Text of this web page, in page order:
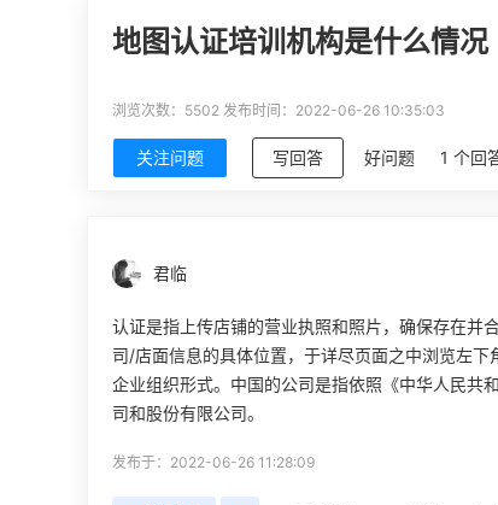
地图认证培训机构是什么情况
浏览次数：5502 发布时间：2022-06-26 10:35:03
关注问题 写回答 好问题 1 个回
君临
认证是指上传店铺的营业执照和照片，确保存在并
司/店面信息的具体位置，于详尽页面之中浏览左
企业组织形式。中国的公司是指依照《中华人民共
司和股份有限公司。
发布于：2022-06-26 11:28:09